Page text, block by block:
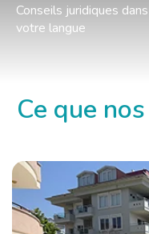
Conseils juridiques dans
votre langue
Ce que